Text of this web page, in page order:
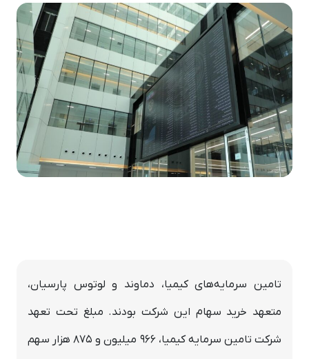
تامین سرمایه‌های کیمیا، دماوند و لوتوس پارسیان،
متعهد خرید سهام این شرکت بودند. مبلغ تحت تعهد
شرکت تامین سرمایه کیمیا، 966 میلیون و 875 هزار سهم